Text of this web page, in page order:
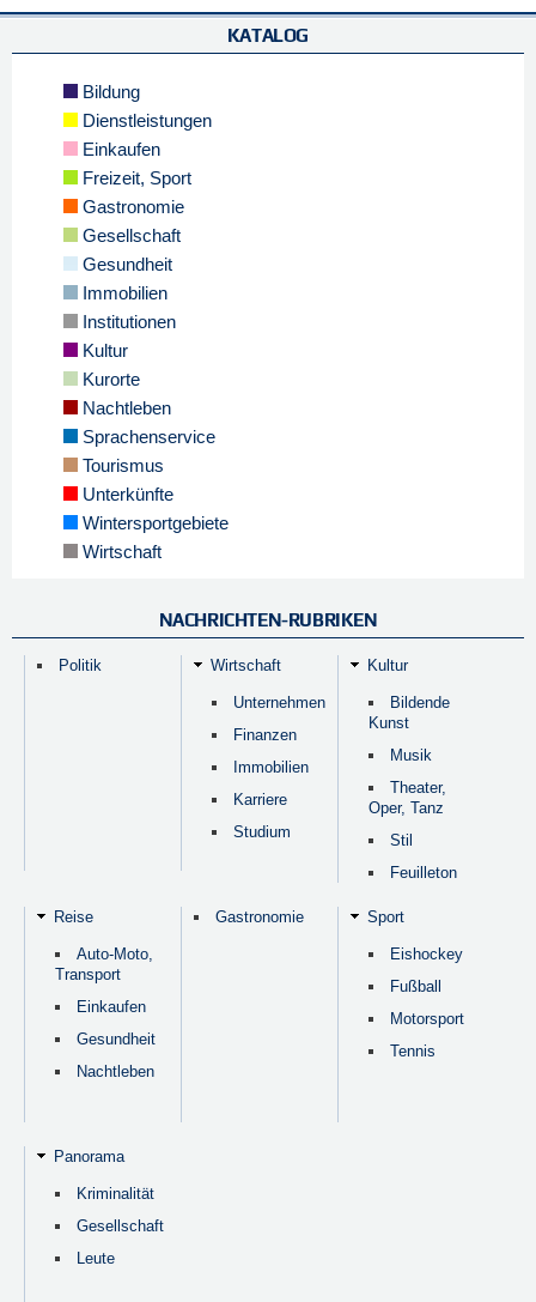
KATALOG
Bildung
Dienstleistungen
Einkaufen
Freizeit, Sport
Gastronomie
Gesellschaft
Gesundheit
Immobilien
Institutionen
Kultur
Kurorte
Nachtleben
Sprachenservice
Tourismus
Unterkünfte
Wintersportgebiete
Wirtschaft
NACHRICHTEN-RUBRIKEN
Politik Wirtschaft
Unternehmen
Finanzen
Immobilien
Karriere
Studium
Kultur
Bildende
Kunst
Musik
Theater,
Oper, Tanz
Stil
Feuilleton
Reise
Auto-Moto,
Transport
Einkaufen
Gesundheit
Nachtleben
Gastronomie Sport
Eishockey
Fußball
Motorsport
Tennis
Panorama
Kriminalität
Gesellschaft
Leute